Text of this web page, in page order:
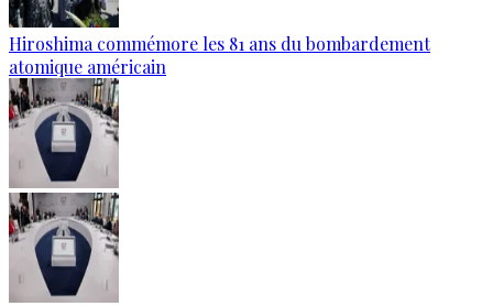
Hiroshima commémore les 81 ans du bombardement
atomique américain